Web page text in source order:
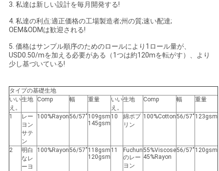
ニ
ュ
ー
ス
引
を
3. 私達は新しい設計を毎月開発する!
4. 私達の利点:適正価格の工場製造者;州の質;速い配達;
OEM&ODMは歓迎される!
5. 価格はサンプル順序のためのロールにより1ロール量が、
USD0.50/mを加える必要がある（1つは約120mを転がす）、より
少し基づいている!
タイプの基礎生地
いい
え。
生地 Comp 幅 重量
いい
え。
生地 Comp 幅 重量
1
レー
ヨン
サテ
ン
100%Rayon56/57" 109gsm
145gsm
10
綿ポプ
リン
100%Cotton56/57" 123gsm
2
明白
なレ
ーヨ
100%Rayon56/57" 118gsm
120gsm
11
Fuchun
のレー
ヨン
55%Viscose
45%Rayon
56/57" 120gsm